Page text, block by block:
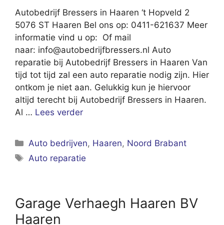
Autobedrijf Bressers in Haaren ‘t Hopveld 2
5076 ST Haaren Bel ons op: 0411-621637 Meer
informatie vind u op: Of mail
naar: info@autobedrijfbressers.nl Auto
reparatie bij Autobedrijf Bressers in Haaren Van
tijd tot tijd zal een auto reparatie nodig zijn. Hier
ontkom je niet aan. Gelukkig kun je hiervoor
altijd terecht bij Autobedrijf Bressers in Haaren.
Al … Lees verder
Categorieën
Auto bedrijven, Haaren, Noord Brabant
Tags
Auto reparatie
Garage Verhaegh Haaren BV
Haaren